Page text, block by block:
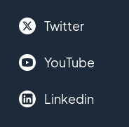
Twitter
YouTube
Linkedin